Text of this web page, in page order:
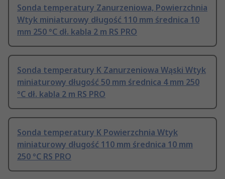
Sonda temperatury Zanurzeniowa, Powierzchnia
Wtyk miniaturowy długość 110 mm średnica 10
mm 250 °C dł. kabla 2 m RS PRO
Sonda temperatury K Zanurzeniowa Wąski Wtyk
miniaturowy długość 50 mm średnica 4 mm 250
°C dł. kabla 2 m RS PRO
Sonda temperatury K Powierzchnia Wtyk
miniaturowy długość 110 mm średnica 10 mm
250 °C RS PRO